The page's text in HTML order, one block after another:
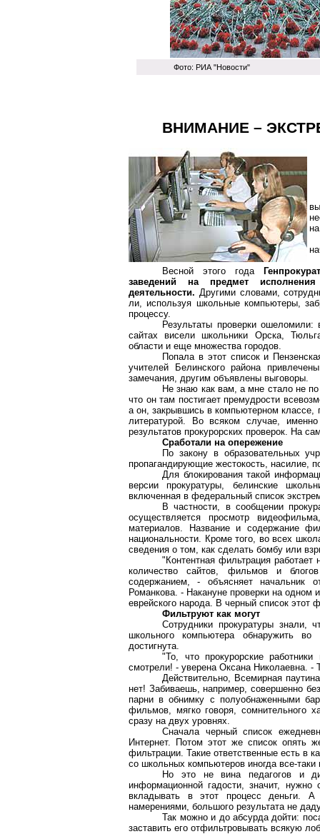
Фото: РИА "Новости"
ВНИМАНИЕ –
Весной этого года
заведений на предмет исполнения
деятельности. Другими словами,
ли, используя школьные компьютеры,
процессу.
Результаты проверки
сайтах висели школьники Орска,
области и еще множества городов.
Попала в этот список и
учителей Белинского района
замечания, другим объявлены выговоры.
Не знаю как вам, а мне стало не
что он там постигает премудрости
а он, закрывшись в компьютерном классе,
литературой. Во всяком случае,
результатов прокурорских проверок. На
Сработали на опережение
По закону в образовательных
пропагандирующие жестокость, насилие,
Для блокирования такой
версии прокуратуры, белинские
включенная в федеральный список
В частности, в сообщении
осуществляется просмотр
материалов. Название и содержание
национальности. Кроме того, во всех
сведения о том, как сделать бомбу или
" Контентная фильтрация работает
количество сайтов, фильмов иблогов
содержанием, - объясняет начальник
Романкова. - Накануне проверки на одном
еврейского народа. В черный список этот
Фильтруют как могут
Сотрудники прокуратуры знали,
школьного компьютера обнаружить
достигнута.
"То, что прокурорские
смотрели! - уверена Оксана Николаевна. -
Действительно, Всемирная
нет! Забиваешь, например, совершенно
парни в обнимку с полуобнаженными
фильмов, мягко говоря, сомнительного
сразу на двух уровнях.
Сначала черный список
Интернет. Потом этот же список опять
фильтрации. Такие ответственные есть в
со школьных компьютеров иногда все-
Но это не вина педагогов и
информационной гадости, значит,
вкладывать в этот процесс деньги.
намерениями, большого результата не
Так можно и до абсурда дойти:
заставить его отфильтровывать всякую